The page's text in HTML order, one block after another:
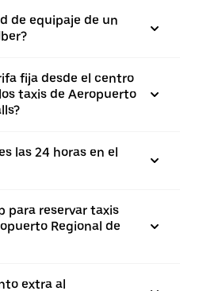
de equipaje de un
fija desde el centro
taxis de Aeropuerto
las 24 horas en el
para reservar taxis
Regional de
extra al